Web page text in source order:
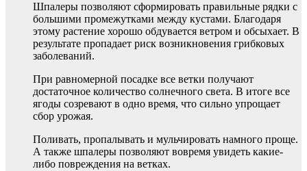
Шпалеры позволяют сформировать правильные рядки с
большими промежутками между кустами. Благодаря
этому растение хорошо обдувается ветром и обсыхает. В
результате пропадает риск возникновения грибковых
заболеваний.
При равномерной посадке все ветки получают
достаточное количество солнечного света. В итоге все
ягоды созревают в одно время, что сильно упрощает
сбор урожая.
Поливать, пропалывать и мульчировать намного проще.
А также шпалеры позволяют вовремя увидеть какие-
либо повреждения на ветках.